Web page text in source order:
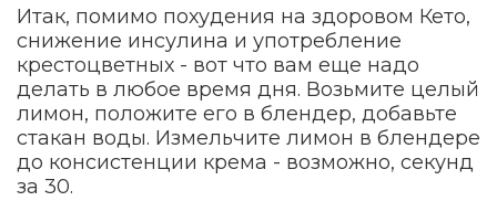
Итак, помимо похудения на здоровом Кето,
снижение инсулина и употребление
крестоцветных - вот что вам еще надо
делать в любое время дня. Возьмите целый
лимон, положите его в блендер, добавьте
стакан воды. Измельчите лимон в блендере
до консистенции крема - возможно, секунд
за 30.